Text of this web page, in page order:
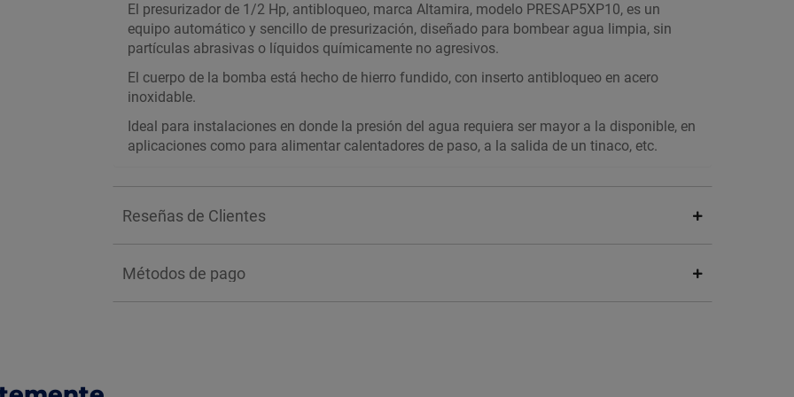
El presurizador de 1/2 Hp, antibloqueo, marca Altamira, modelo PRESAP5XP10, es un
equipo automático y sencillo de presurización, diseñado para bombear agua limpia, sin
partículas abrasivas o líquidos químicamente no agresivos.
El cuerpo de la bomba está hecho de hierro fundido, con inserto antibloqueo en acero
inoxidable.
Ideal para instalaciones en donde la presión del agua requiera ser mayor a la disponible, en
aplicaciones como para alimentar calentadores de paso, a la salida de un tinaco, etc.
Reseñas de Clientes
Métodos de pago